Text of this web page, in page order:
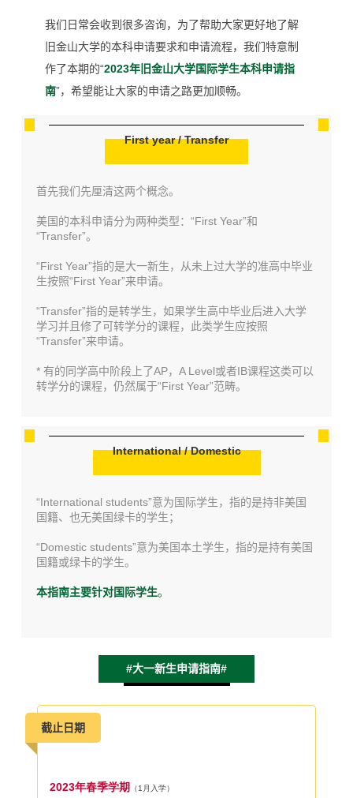
我们日常会收到很多咨询，为了帮助大家更好地了解
旧金山大学的本科申请要求和申请流程，我们特意制
作了本期的“2023年旧金山大学国际学生本科申请指
南”，希望能让大家的申请之路更加顺畅。
First year / Transfer
首先我们先厘清这两个概念。
美国的本科申请分为两种类型：“First Year”和
“Transfer”。
“First Year”指的是大一新生，从未上过大学的准高中毕业
生按照“First Year”来申请。
“Transfer”指的是转学生，如果学生高中毕业后进入大学
学习并且修了可转学分的课程，此类学生应按照
“Transfer”来申请。
* 有的同学高中阶段上了AP，A Level或者IB课程这类可以
转学分的课程，仍然属于“First Year”范畴。
International / Domestic
“International students”意为国际学生，指的是持非美国
国籍、也无美国绿卡的学生；
“Domestic students”意为美国本土学生，指的是持有美国
国籍或绿卡的学生。
本指南主要针对国际学生。
#大一新生申请指南#
截止日期
2023年春季学期 （1月入学）